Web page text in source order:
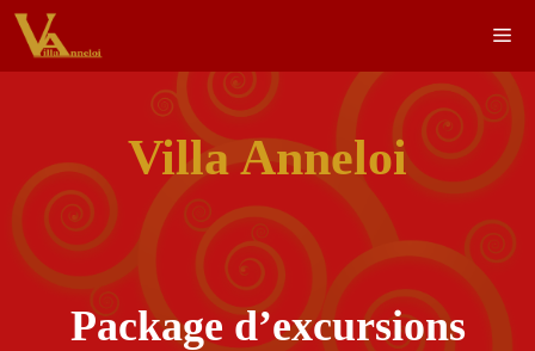
Skip
Villa Anneloi
Package d’excursions